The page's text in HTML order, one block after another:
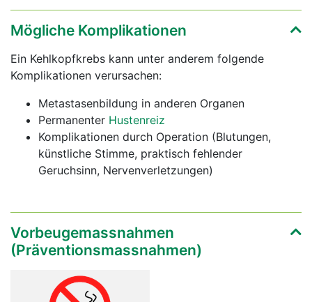
Mögliche Komplikationen
Ein Kehlkopfkrebs kann unter anderem folgende
Komplikationen verursachen:
Metastasenbildung in anderen Organen
Permanenter Hustenreiz
Komplikationen durch Operation (Blutungen,
künstliche Stimme, praktisch fehlender
Geruchsinn, Nervenverletzungen)
Vorbeugemassnahmen
(Präventionsmassnahmen)